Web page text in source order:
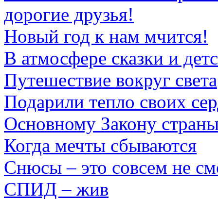
дорогие друзья!
Новый год к нам мчится!
В атмосфере сказки и
Путешествие вокруг света
Подарили тепло своих
Основному Закону
Когда мечты сбываются
Снюсы – это совсем не
СПИД – жив